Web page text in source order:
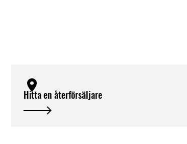
Hitta en återförsäljare